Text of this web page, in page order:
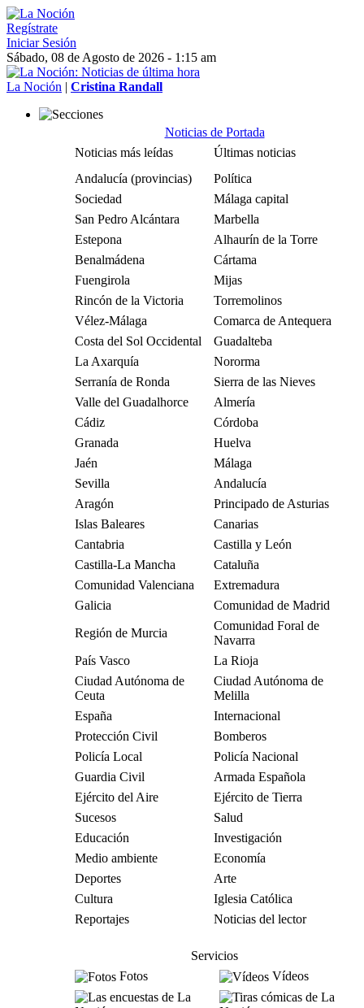
Regístrate
Iniciar Sesión
Sábado, 08 de Agosto de 2026 - 1:15 am
La Noción | Cristina Randall
Noticias de Portada
Noticias más leídas
Últimas noticias
Andalucía (provincias)
Política
Sociedad
Málaga capital
San Pedro Alcántara
Marbella
Estepona
Alhaurín de la Torre
Benalmádena
Cártama
Fuengirola
Mijas
Rincón de la Victoria
Torremolinos
Vélez-Málaga
Comarca de Antequera
Costa del Sol Occidental
Guadalteba
La Axarquía
Nororma
Serranía de Ronda
Sierra de las Nieves
Valle del Guadalhorce
Almería
Cádiz
Córdoba
Granada
Huelva
Jaén
Málaga
Sevilla
Andalucía
Aragón
Principado de Asturias
Islas Baleares
Canarias
Cantabria
Castilla y León
Castilla-La Mancha
Cataluña
Comunidad Valenciana
Extremadura
Galicia
Comunidad de Madrid
Región de Murcia
Comunidad Foral de
Navarra
País Vasco
La Rioja
Ciudad Autónoma de
Ceuta
Ciudad Autónoma de
Melilla
España
Internacional
Protección Civil
Bomberos
Policía Local
Policía Nacional
Guardia Civil
Armada Española
Ejército del Aire
Ejército de Tierra
Sucesos
Salud
Educación
Investigación
Medio ambiente
Economía
Deportes
Arte
Cultura
Iglesia Católica
Reportajes
Noticias del lector
Servicios
Fotos
Vídeos